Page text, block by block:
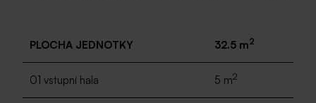
PLOCHA JEDNOTKY 32.5 m2
01 vstupní hala 5 m2